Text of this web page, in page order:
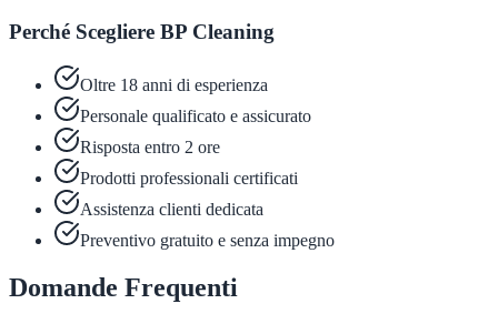
Perché Scegliere BP Cleaning
Oltre 18 anni di esperienza
Personale qualificato e assicurato
Risposta entro 2 ore
Prodotti professionali certificati
Assistenza clienti dedicata
Preventivo gratuito e senza impegno
Domande Frequenti